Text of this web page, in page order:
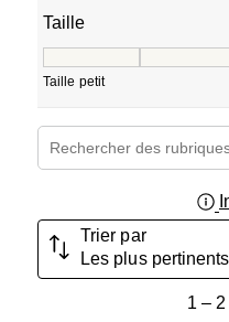
Taille
Taille petit
Zone de recherche de
Trier par
Les plus pertinents
1– 2